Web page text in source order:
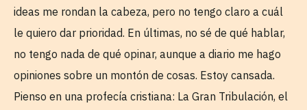
ideas me rondan la cabeza, pero no tengo claro a cuál
le quiero dar prioridad. En últimas, no sé de qué hablar,
no tengo nada de qué opinar, aunque a diario me hago
opiniones sobre un montón de cosas. Estoy cansada.
Pienso en una profecía cristiana: La Gran Tribulación, el